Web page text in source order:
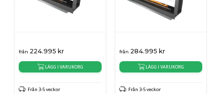
från 224.995 kr
LÄGG I VARUKORG
Från 3-5 veckor
från 284.995 kr
LÄGG I VARUKORG
Från 3-5 veckor